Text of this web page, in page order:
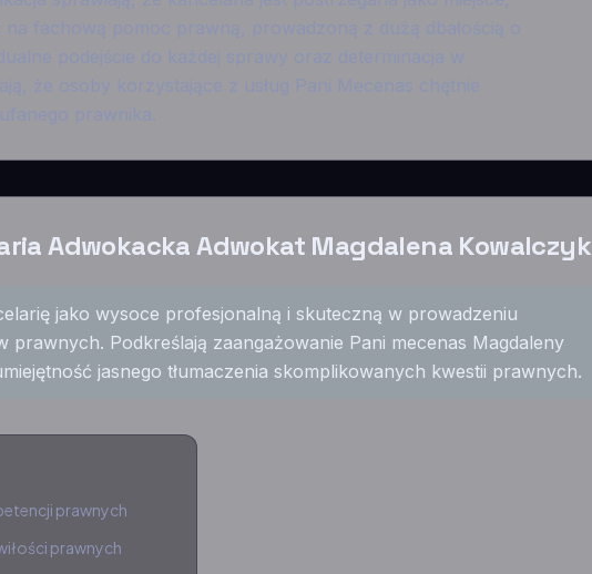
Adwokacka Adwokat Magdalena Kowalczyk
jako wysoce profesjonalną i skuteczną w prowadzeniu
prawnych. Podkreślają zaangażowanie Pani mecenas Magdaleny
jasnego tłumaczenia skomplikowanych kwestii prawnych.
prawnych
prawnych